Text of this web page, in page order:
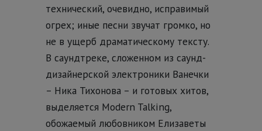
технический, очевидно, исправимый
огрех; иные песни звучат громко, но
не в ущерб драматическому тексту.
В саундтреке, сложенном из саунд-
дизайнерской электроники Ванечки
– Ника Тихонова – и готовых хитов,
выделяется Modern Talking,
обожаемый любовником Елизаветы